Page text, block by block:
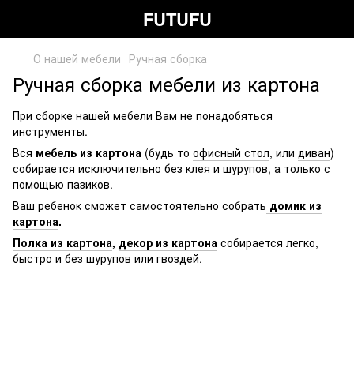
FUTUFU
О нашей мебели Ручная сборка
Ручная сборка мебели из картона
При сборке нашей мебели Вам не понадобяться
инструменты.
Вся мебель из картона (будь то офисный стол, или диван)
собирается исключительно без клея и шурупов, а только с
помощью пазиков.
Ваш ребенок сможет самостоятельно собрать домик из
картона.
Полка из картона, декор из картона собирается легко,
быстро и без шурупов или гвоздей.